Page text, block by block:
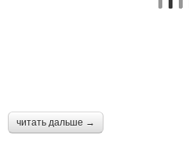
читать дальше →